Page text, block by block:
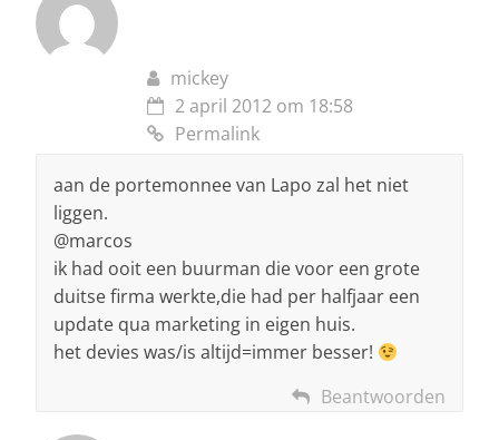
mickey
2 april 2012 om 18:58
Permalink
aan de portemonnee van Lapo zal het niet
liggen.
@marcos
ik had ooit een buurman die voor een grote
duitse firma werkte,die had per halfjaar een
update qua marketing in eigen huis.
het devies was/is altijd=immer besser!
Beantwoorden